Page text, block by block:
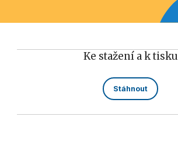
Ke stažení a k tisku
Stáhnout